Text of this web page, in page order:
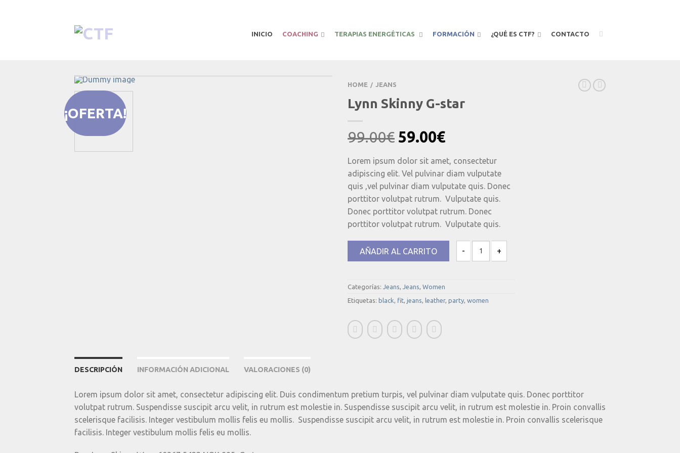
INICIO COACHING TERAPIAS ENERGÉTICAS FORMACIÓN ¿QUÉ ES CTF? CONTACTO
¡OFERTA!
HOME / JEANS
Lynn Skinny G-star
99.00€ Original
was:
99.00€.
59.00€Current
is:
59.00€.
Lorem ipsum dolor sit amet, consectetur
adipiscing elit. Vel pulvinar diam vulputate
quis ,vel pulvinar diam vulputate quis. Donec
porttitor volutpat rutrum. Vulputate quis.
Donec porttitor volutpat rutrum. Donec
porttitor volutpat rutrum. Vulputate quis.
AÑADIR AL CARRITO
Categorías: Jeans, Jeans, Women
Etiquetas: black, fit, jeans, leather, party, women
DESCRIPCIÓN INFORMACIÓN ADICIONAL VALORACIONES (0)
Lorem ipsum dolor sit amet, consectetur adipiscing elit. Duis condimentum pretium turpis, vel pulvinar diam vulputate quis. Donec porttitor
volutpat rutrum. Suspendisse suscipit arcu velit, in rutrum est molestie in. Suspendisse suscipit arcu velit, in rutrum est molestie in. Proin convallis
scelerisque facilisis. Integer vestibulum mollis felis eu mollis. Suspendisse suscipit arcu velit, in rutrum est molestie in. Proin convallis scelerisque
facilisis. Integer vestibulum mollis felis eu mollis.